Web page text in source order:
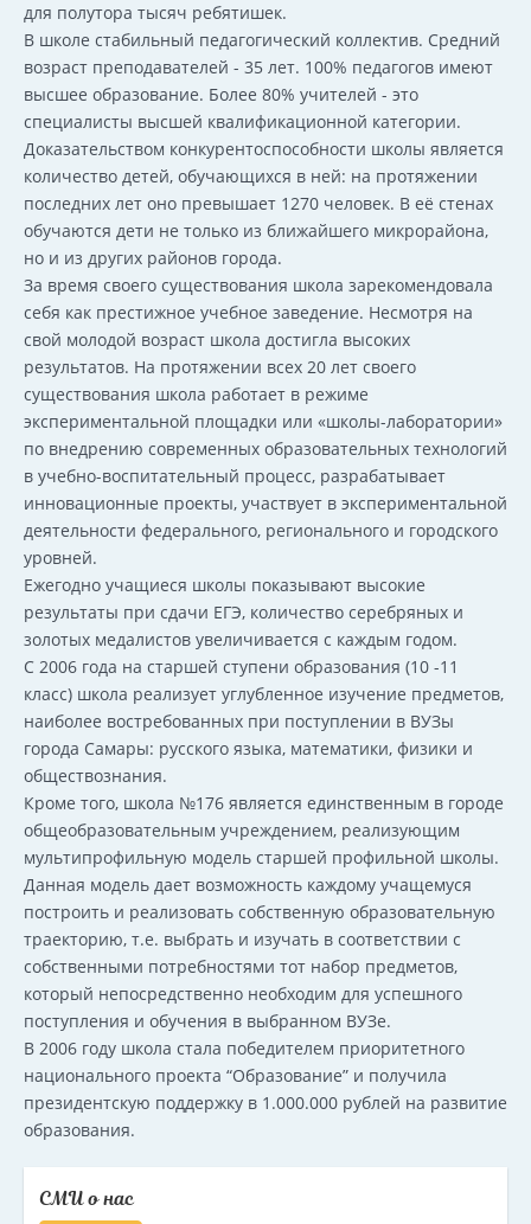
для полутора тысяч ребятишек.
В школе стабильный педагогический коллектив. Средний
возраст преподавателей - 35 лет. 100% педагогов имеют
высшее образование. Более 80% учителей - это
специалисты высшей квалификационной категории.
Доказательством конкурентоспособности школы является
количество детей, обучающихся в ней: на протяжении
последних лет оно превышает 1270 человек. В её стенах
обучаются дети не только из ближайшего микрорайона,
но и из других районов города.
За время своего существования школа зарекомендовала
себя как престижное учебное заведение. Несмотря на
свой молодой возраст школа достигла высоких
результатов. На протяжении всех 20 лет своего
существования школа работает в режиме
экспериментальной площадки или «школы-лаборатории»
по внедрению современных образовательных технологий
в учебно-воспитательный процесс, разрабатывает
инновационные проекты, участвует в экспериментальной
деятельности федерального, регионального и городского
уровней.
Ежегодно учащиеся школы показывают высокие
результаты при сдачи ЕГЭ, количество серебряных и
золотых медалистов увеличивается с каждым годом.
С 2006 года на старшей ступени образования (10 -11
класс) школа реализует углубленное изучение предметов,
наиболее востребованных при поступлении в ВУЗы
города Самары: русского языка, математики, физики и
обществознания.
Кроме того, школа №176 является единственным в городе
общеобразовательным учреждением, реализующим
мультипрофильную модель старшей профильной школы.
Данная модель дает возможность каждому учащемуся
построить и реализовать собственную образовательную
траекторию, т.е. выбрать и изучать в соответствии с
собственными потребностями тот набор предметов,
который непосредственно необходим для успешного
поступления и обучения в выбранном ВУЗе.
В 2006 году школа стала победителем приоритетного
национального проекта “Образование” и получила
президентскую поддержку в 1.000.000 рублей на развитие
образования.
СМИ о нас